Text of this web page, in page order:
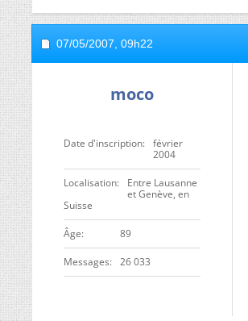
07/05/2007, 09h22
moco
Date d'inscription
février
2004
Localisation
Entre Lausanne
et Genève, en
Suisse
ge 89
Messages 26 033